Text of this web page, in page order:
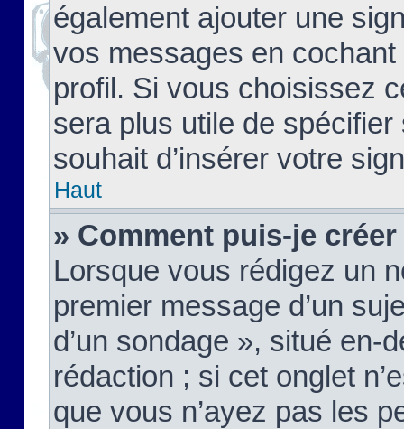
également ajouter une
vos messages en
profil. Si vous choisissez
sera plus utile de
souhait d’insérer votre
Haut
» Comment puis-je
Lorsque vous rédigez un
premier message d’un
d’un sondage », situé en-
rédaction ; si cet onglet
que vous n’ayez pas les